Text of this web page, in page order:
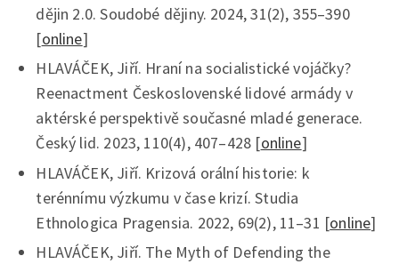
dějin 2.0. Soudobé dějiny. 2024, 31(2), 355–390
[online]
HLAVÁČEK, Jiří. Hraní na socialistické vojáčky?
Reenactment Československé lidové armády v
aktérské perspektivě současné mladé generace.
Český lid. 2023, 110(4), 407–428 [online]
HLAVÁČEK, Jiří. Krizová orální historie: k
terénnímu výzkumu v čase krizí. Studia
Ethnologica Pragensia. 2022, 69(2), 11–31 [online]
HLAVÁČEK, Jiří. The Myth of Defending the